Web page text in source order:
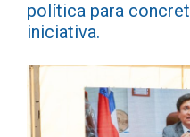
política para
iniciativa.